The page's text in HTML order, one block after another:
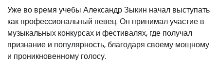
Уже во время учебы Александр Зыкин начал выступать
как профессиональный певец. Он принимал участие в
музыкальных конкурсах и фестивалях, где получал
признание и популярность, благодаря своему мощному
и проникновенному голосу.